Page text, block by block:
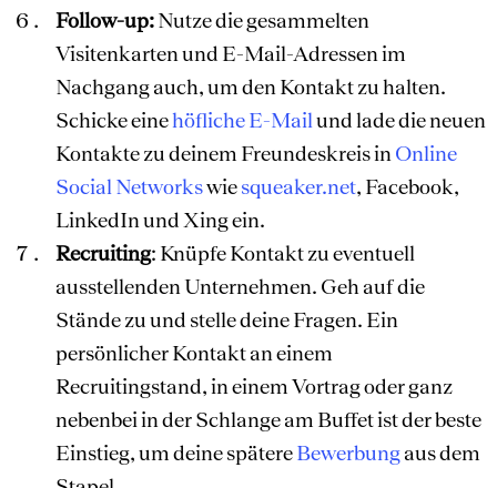
Follow-up:Nutze die gesammelten
Visitenkarten und E-Mail-Adressen im
Nachgang auch, um den Kontakt zu halten.
Schicke einehöfliche E-Mailund lade die neuen
Kontakte zu deinem Freundeskreis in Online
Social Networkswiesqueaker.net, Facebook,
LinkedIn und Xing ein.
Recruiting: Knüpfe Kontakt zu eventuell
ausstellenden Unternehmen. Geh auf die
Stände zu und stelle deine Fragen. Ein
persönlicher Kontakt an einem
Recruitingstand, in einem Vortrag oder ganz
nebenbei in der Schlange am Buffet ist der beste
Einstieg, um deine spätereBewerbungaus dem